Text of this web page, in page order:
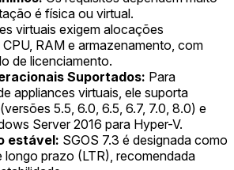
é física ou virtual.
virtuais exigem alocações
RAM e armazenamento, com
de licenciamento.
Suportados: Para
appliances virtuais, ele suporta
5.5, 6.0, 6.5, 6.7, 7.0, 8.0) e
Server 2016 para Hyper-V.
estável: SGOS 7.3 é designada como
longo prazo (LTR), recomendada